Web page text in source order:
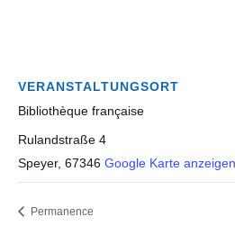
VERANSTALTUNGSORT
Bibliothèque française
Rulandstraße 4
Speyer, 67346 Google Karte anzeigen
Permanence